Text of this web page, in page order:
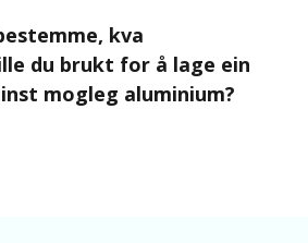
kva
du brukt for å lage ein
mogleg aluminium?